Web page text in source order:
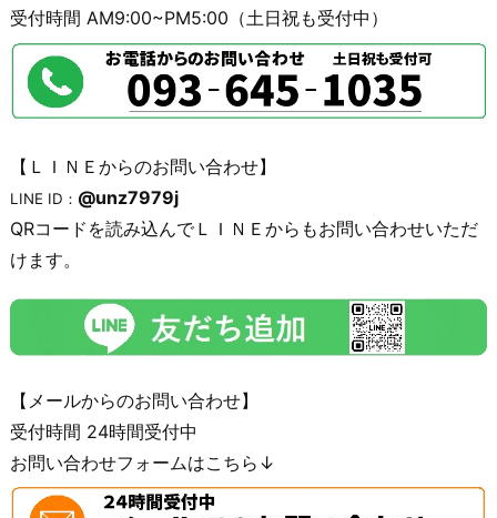
受付時間 AM9:00~PM5:00（土日祝も受付中）
【ＬＩＮＥからのお問い合わせ】
LINE ID： @unz7979j
QRコードを読み込んでＬＩＮＥからもお問い合わせいただ
けます。
【メールからのお問い合わせ】
受付時間 24時間受付中
お問い合わせフォームはこちら↓